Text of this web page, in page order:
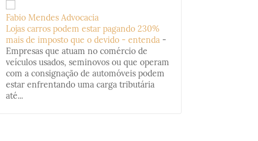
Fabio Mendes Advocacia
Lojas carros podem estar pagando 230%
mais de imposto que o devido - entenda -
Empresas que atuam no comércio de
veículos usados, seminovos ou que operam
com a consignação de automóveis podem
estar enfrentando uma carga tributária
até...